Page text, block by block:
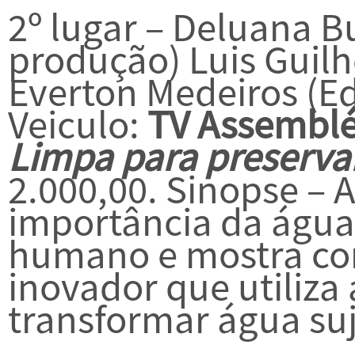
2º lugar – Deluana
produção) Luis
Everton Medeiros
Veiculo: TV
Limpa para
2.000,00. Sinopse –
importância da
humano e mostra
inovador que utiliza
transformar água